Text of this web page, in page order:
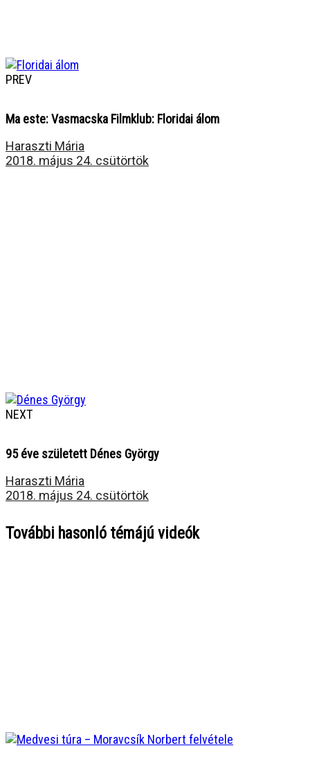
PREV
Ma este: Vasmacska Filmklub: Floridai álom
Haraszti Mária
2018. május 24. csütörtök
NEXT
95 éve született Dénes György
Haraszti Mária
2018. május 24. csütörtök
További hasonló témájú videók